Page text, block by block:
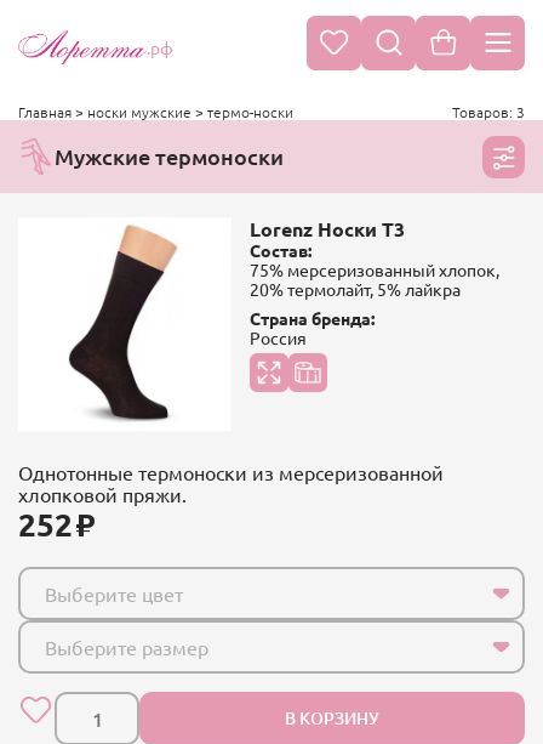
.рф
Главная> носки мужские > термо-носки Товаров: 3
Мужские термоноски
Lorenz Носки Т3
Состав:
75% мерсеризованный хлопок,
20% термолайт, 5% лайкра
Страна бренда:
Россия
Однотонные термоноски из мерсеризованной
хлопковой пряжи.
252
Выберите цвет
Выберите размер
В КОРЗИНУ